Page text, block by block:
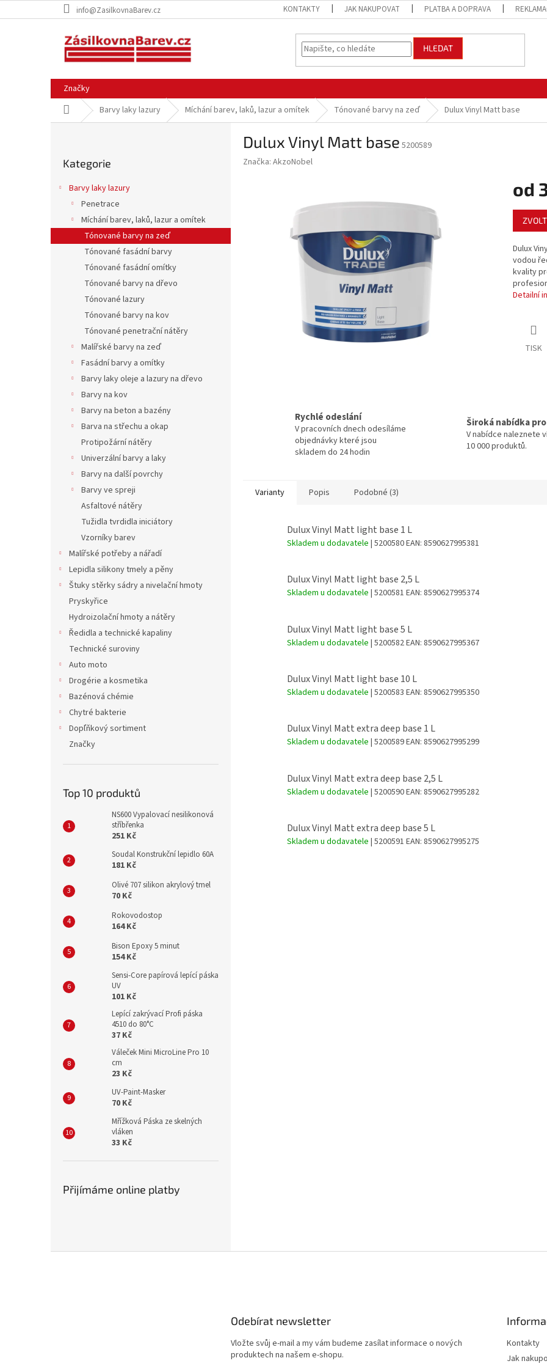
na
info@ZasilkovnaBarev.cz KONTAKTY JAK NAKUPOVAT PLATBA A DOPRAVA
HLEDAT
Značky
Domů Barvy laky lazury Míchání barev, laků, lazur a omítek Tónované barvy na zeď Dulux Vinyl Matt base
kategorie
Kategorie
Barvy laky lazury
Penetrace
Míchání barev, laků, lazur a omítek
Tónované barvy na zeď
Tónované fasádní barvy
Tónované fasádní omítky
Tónované barvy na dřevo
Tónované lazury
Tónované barvy na kov
Tónované penetrační nátěry
Malířské barvy na zeď
Fasádní barvy a omítky
Barvy laky oleje a lazury na dřevo
Barvy na kov
Barvy na beton a bazény
Barva na střechu a okap
Protipožární nátěry
Univerzální barvy a laky
Barvy na další povrchy
Barvy ve spreji
Asfaltové nátěry
Tužidla tvrdidla iniciátory
Vzorníky barev
Malířské potřeby a nářadí
Lepidla silikony tmely a pěny
Štuky stěrky sádry a nivelační hmoty
Pryskyřice
Hydroizolační hmoty a nátěry
Ředidla a technické kapaliny
Technické suroviny
Auto moto
Drogérie a kosmetika
Bazénová chémie
Chytré bakterie
Dopľňkový sortiment
Značky
Top 10 produktů
NS600 Vypalovací nesilikonová
stříbřenka
251 Kč
Soudal Konstrukční lepidlo 60A
181 Kč
Olivé 707 silikon akrylový tmel
70 Kč
Rokovodostop
164 Kč
Bison Epoxy 5 minut
154 Kč
Sensi-Core papírová lepící páska
UV
101 Kč
Lepící zakrývací Profi páska
4510 do 80°C
37 Kč
Váleček Mini MicroLine Pro 10
cm
23 Kč
UV-Paint-Masker
70 Kč
Mřížková Páska ze skelných
vláken
33 Kč
Přijímáme online platby
Dulux Vinyl Matt base 5200589
Značka: AkzoNobel
od
Měrná
cena:
Dulux
vodou
kvality
Detailní
TISK
Rychlé odeslání
V pracovních dnech odesíláme
objednávky které jsou
skladem do 24 hodin
Široká nabídka
V nabídce naleznete
10 000 produktů.
Varianty Popis Podobné (3)
Dulux Vinyl Matt light base 1 L
Skladem u dodavatele | 5200580EAN: 8590627995381
Dulux Vinyl Matt light base 2,5 L
Skladem u dodavatele | 5200581 EAN: 8590627995374
Dulux Vinyl Matt light base 5 L
Skladem u dodavatele | 5200582EAN: 8590627995367
Dulux Vinyl Matt light base 10 L
Skladem u dodavatele | 5200583 EAN: 8590627995350
Dulux Vinyl Matt extra deep base 1 L
Skladem u dodavatele | 5200589EAN: 8590627995299
Dulux Vinyl Matt extra deep base 2,5 L
Skladem u dodavatele | 5200590EAN: 8590627995282
Dulux Vinyl Matt extra deep base 5 L
Skladem u dodavatele | 5200591 EAN: 8590627995275
Odebírat newsletter
Vložte svůj e-mail a my vám budeme zasílat informace o nových
produktech na našem e-shopu.
Kontakty
Jak